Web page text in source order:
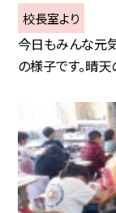
校長室より
今日もみんな元
の様子です。晴天